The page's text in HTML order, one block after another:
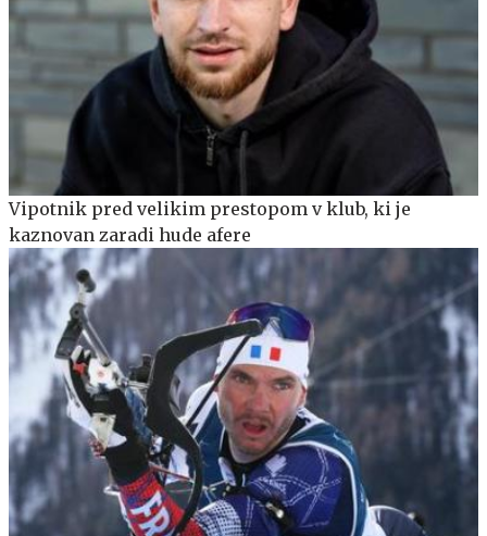
Vipotnik pred velikim prestopom v klub, ki je
kaznovan zaradi hude afere